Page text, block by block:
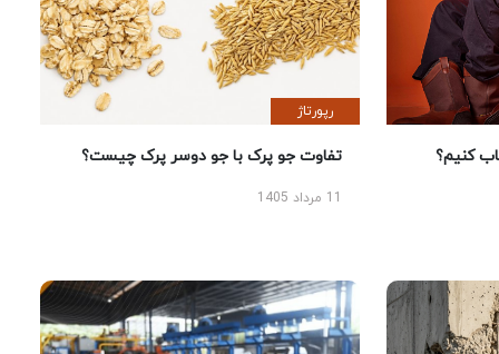
کنیم؟
رپورتاژ
تفاوت جو پرک با جو دوسر پرک چیست؟